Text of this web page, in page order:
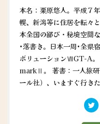
本名：栗原悠人。平成７
幌、新潟等に住居を転々
本全国の鄙び・秘境空間
•落書き。日本一周•全
ボリューションⅦGT-A
markⅡ。 著書：一人旅
ール社）、いますぐ行き